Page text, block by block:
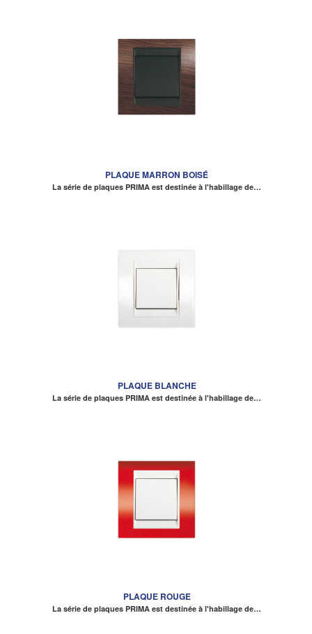
PLAQUE MARRON BOISÉ
La série de plaques PRIMA est destinée à l'habillage de…
PLAQUE BLANCHE
La série de plaques PRIMA est destinée à l'habillage de…
PLAQUE ROUGE
La série de plaques PRIMA est destinée à l'habillage de…